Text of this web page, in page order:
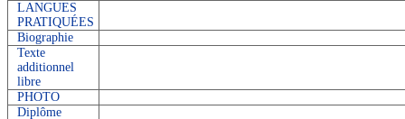
LANGUES
PRATIQUÉES
Biographie
Texte
additionnel
libre
PHOTO
Diplôme